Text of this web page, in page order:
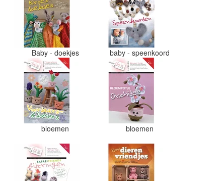
Baby - doekjes baby - speenkoord
bloemen bloemen